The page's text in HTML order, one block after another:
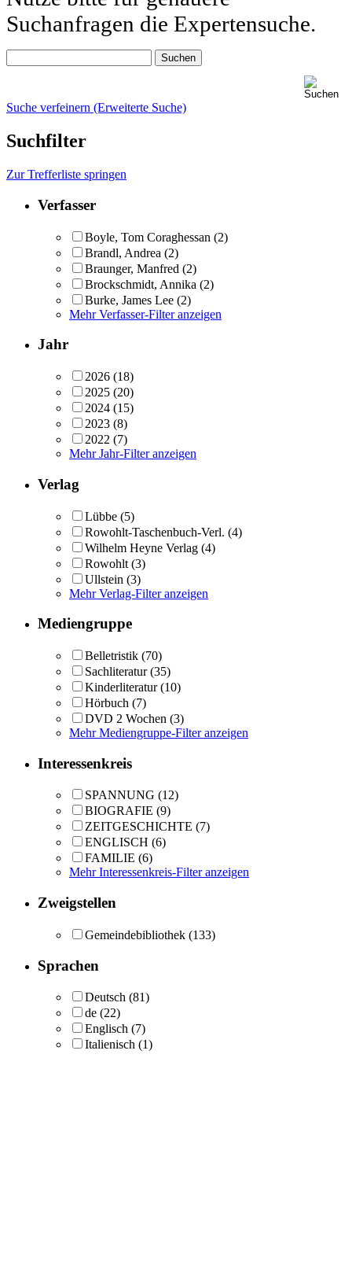
Suchanfragen die Expertensuche.
Suche verfeinern (Erweiterte Suche)
Suchfilter
Zur Trefferliste springen
Verfasser
Boyle, Tom Coraghessan (2)
Brandl, Andrea (2)
Braunger, Manfred (2)
Brockschmidt, Annika (2)
Burke, James Lee (2)
Mehr Verfasser-Filter anzeigen
Jahr
2026 (18)
2025 (20)
2024 (15)
2023 (8)
2022 (7)
Mehr Jahr-Filter anzeigen
Verlag
Lübbe (5)
Rowohlt-Taschenbuch-Verl. (4)
Wilhelm Heyne Verlag (4)
Rowohlt (3)
Ullstein (3)
Mehr Verlag-Filter anzeigen
Mediengruppe
Belletristik (70)
Sachliteratur (35)
Kinderliteratur (10)
Hörbuch (7)
DVD 2 Wochen (3)
Mehr Mediengruppe-Filter anzeigen
Interessenkreis
SPANNUNG (12)
BIOGRAFIE (9)
ZEITGESCHICHTE (7)
ENGLISCH (6)
FAMILIE (6)
Mehr Interessenkreis-Filter anzeigen
Zweigstellen
Gemeindebibliothek (133)
Sprachen
Deutsch (81)
de (22)
Englisch (7)
Italienisch (1)